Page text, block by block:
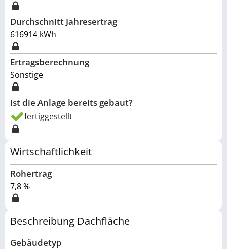
Wirtschaftlichkeit
Rohertrag
7,8 %
Durchschnitt Jahresertrag
616914 kWh
Ertragsberechnung
Sonstige
Ist die Anlage bereits gebaut?
fertiggestellt
Beschreibung Dachfläche
Gebäudetyp